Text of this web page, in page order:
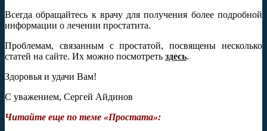
Всегда обращайтесь к врачу для получения более подробной
информации о лечении простатита.
Проблемам, связанным с простатой, посвящены несколько
статей на сайте. Их можно посмотреть здесь.
Здоровья и удачи Вам!
С уважением, Сергей Айдинов
Читайте еще по теме «Простата»: